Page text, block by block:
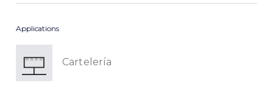
Applications
Cartelería